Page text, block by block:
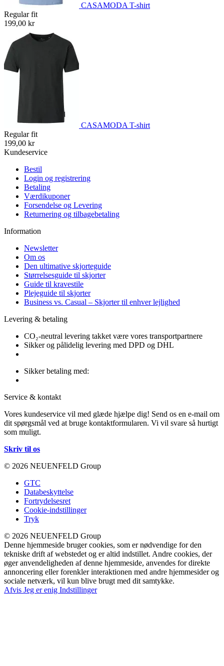
CASAMODA T-shirt
Regular fit
199,00 kr
CASAMODA T-shirt
Regular fit
199,00 kr
Kundeservice
Bestil
Login og registrering
Betaling
Værdikuponer
Forsendelse og Levering
Returnering og tilbagebetaling
Information
Newsletter
Om os
Den ultimative skjorteguide
Størrelsesguide til skjorter
Guide til kravestile
Plejeguide til skjorter
Business vs. Casual – Skjorter til enhver lejlighed
Levering & betaling
CO₂-neutral levering takket være vores transportpartnere
Sikker og pålidelig levering med DPD og DHL
Sikker betaling med:
Service & kontakt
Vores kundeservice vil med glæde hjælpe dig! Send os en e-mail om
dit spørgsmål ved at bruge kontaktformularen. Vi vil svare så hurtigt
som muligt.
Skriv til os
© 2026 NEUENFELD Group
GTC
Databeskyttelse
Fortrydelsesret
Cookie-indstillinger
Tryk
© 2026 NEUENFELD Group
Denne hjemmeside bruger cookies, som er nødvendige for den
tekniske drift af webstedet og er altid indstillet. Andre cookies, der
øger anvendeligheden af denne hjemmeside, anvendes for direkte
annoncering eller forenkler interaktionen med andre hjemmesider og
sociale netværk, vil kun blive brugt med dit samtykke.
Afvis Jeg er enig Indstillinger